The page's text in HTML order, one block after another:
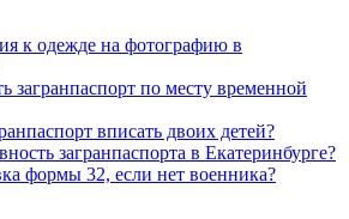
к одежде на фотографию в
загранпаспорт по месту временной
вписать двоих детей?
загранпаспорта в Екатеринбурге?
формы 32, если нет военника?